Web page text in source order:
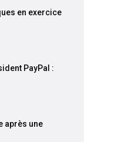
en exercice
PayPal :
après une